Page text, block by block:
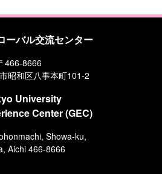
ーバル交流センター
466-8666
昭和区八事本町101-2
University
Center (GEC)
Showa-ku,
Aichi 466-8666